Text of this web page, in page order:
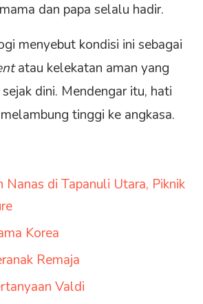
dan papa selalu hadir.
menyebut kondisi ini sebagai
atau kelekatan aman yang
dini. Mendengar itu, hati
tinggi ke angkasa.
Nanas di Tapanuli Utara, Piknik
Korea
Remaja
Valdi